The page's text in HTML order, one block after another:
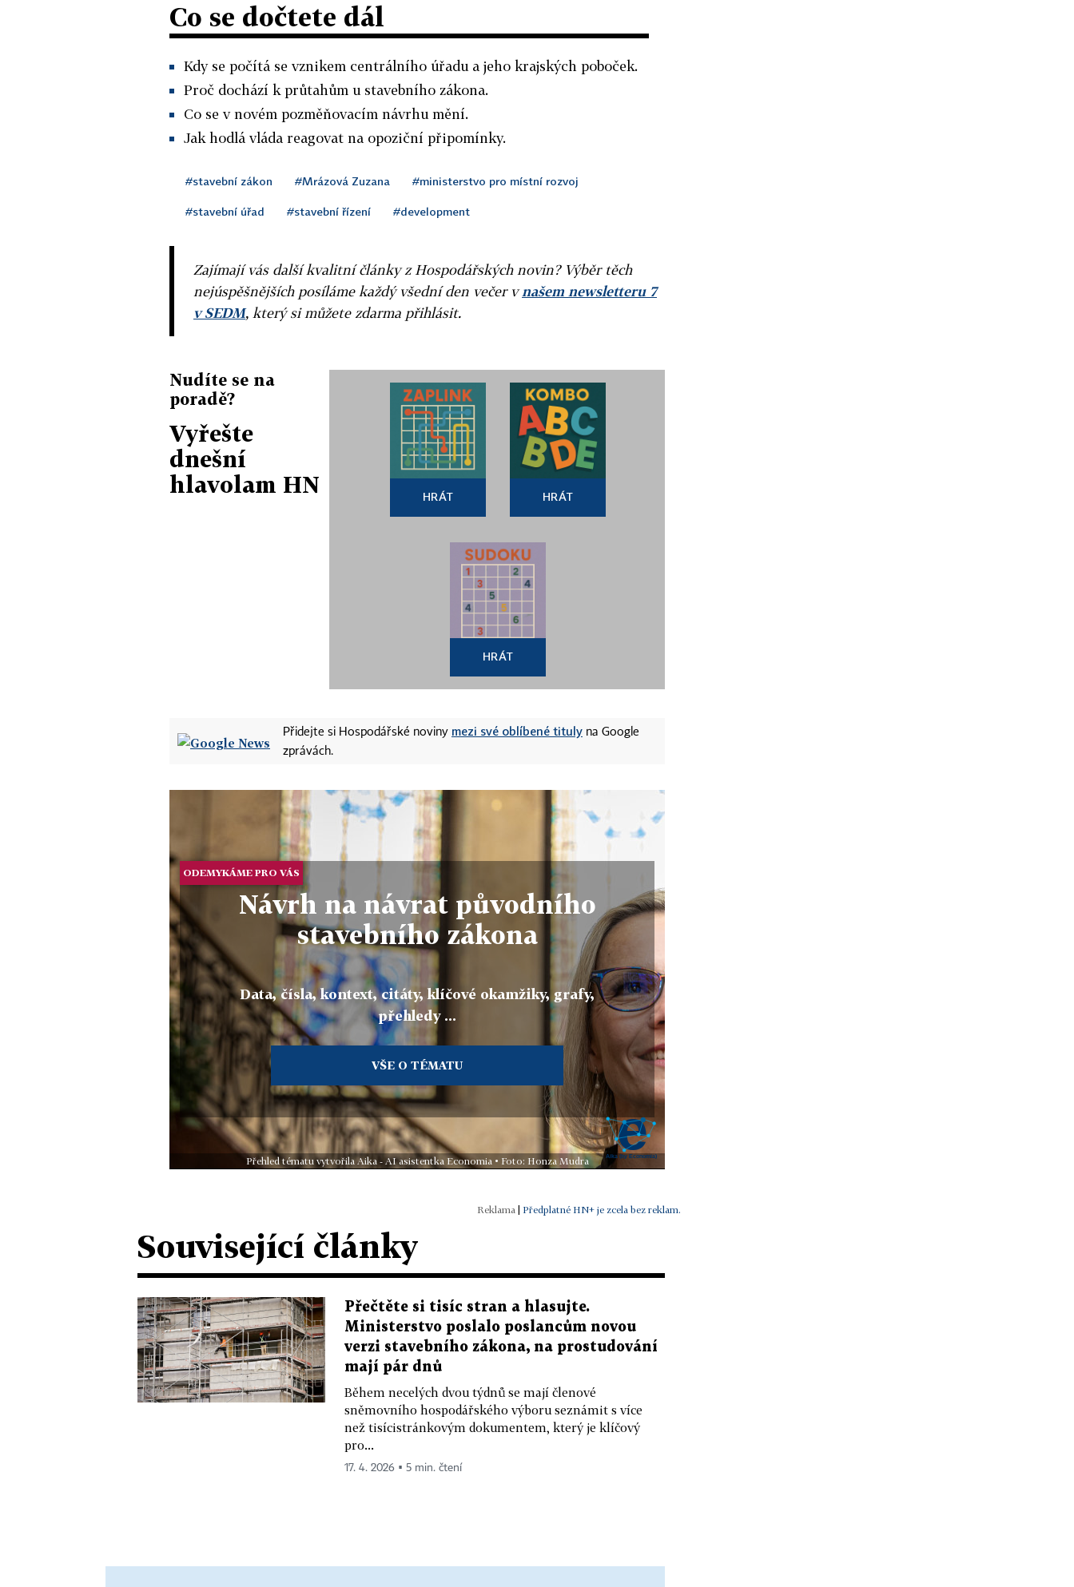
Co se dočtete dál
Kdy se počítá se vznikem centrálního úřadu a jeho krajských poboček.
Proč dochází k průtahům u stavebního zákona.
Co se v novém pozměňovacím návrhu mění.
Jak hodlá vláda reagovat na opoziční připomínky.
#stavební zákon #Mrázová Zuzana #ministerstvo pro místní rozvoj
#stavební úřad #stavební řízení #development
Zajímají vás další kvalitní články z Hospodářských novin? Výběr těch
nejúspěšnějších posíláme každý všední den večer vnašem newsletteru 7
v SEDM, který si můžete zdarma přihlásit.
Nudíte se na
poradě?
Vyřešte
dnešní
hlavolam HN
HRÁT HRÁT
HRÁT
Přidejte si Hospodářské noviny mezi své oblíbené tituly na Google
zprávách.
ODEMYKÁME PRO VÁS
Návrh na návrat původního
stavebního zákona
Data, čísla, kontext, citáty, klíčové okamžiky, grafy,
přehledy ...
VŠE O TÉMATU
Přehled tématu vytvořila Aika - AI asistentka Economia • Foto: Honza Mudra
Předplatné HN+ je zcela bez reklam.
Související články
Přečtěte si tisíc stran a hlasujte.
Ministerstvo poslalo poslancům novou
verzi stavebního zákona, na prostudování
mají pár dnů
Během necelých dvou týdnů se mají členové
sněmovního hospodářského výboru seznámit s více
než tisícistránkovým dokumentem, který je klíčový
pro...
17. 4. 2026 ▪ 5 min. čtení